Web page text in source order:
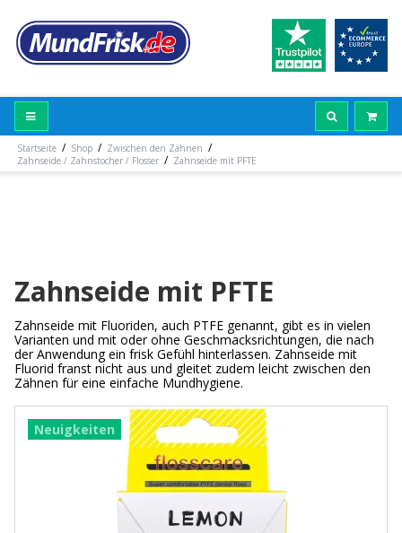
Startseite / Shop / Zwischen den Zähnen /
Zahnseide / Zahnstocher / Flosser / Zahnseide mit PFTE
Zahnseide mit PFTE
Zahnseide mit Fluoriden, auch PTFE genannt, gibt es in vielen
Varianten und mit oder ohne Geschmacksrichtungen, die nach
der Anwendung ein frisk Gefühl hinterlassen. Zahnseide mit
Fluorid franst nicht aus und gleitet zudem leicht zwischen den
Zähnen für eine einfache Mundhygiene.
Neuigkeiten